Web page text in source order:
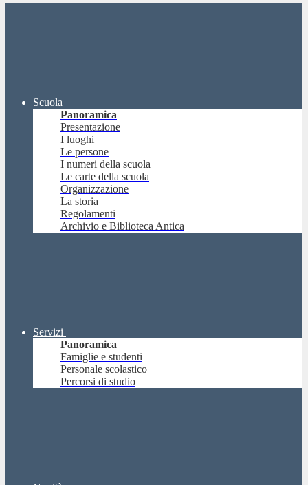
Scuola
Panoramica
Presentazione
I luoghi
Le persone
I numeri della scuola
Le carte della scuola
Organizzazione
La storia
Regolamenti
Archivio e Biblioteca Antica
Servizi
Panoramica
Famiglie e studenti
Personale scolastico
Percorsi di studio